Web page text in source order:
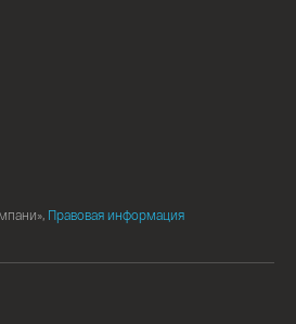
Правовая информация